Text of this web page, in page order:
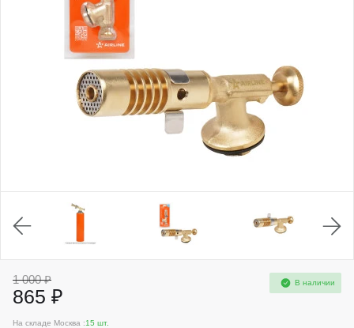
1 000 ₽
865 ₽
В наличии
На складе Москва :15 шт.